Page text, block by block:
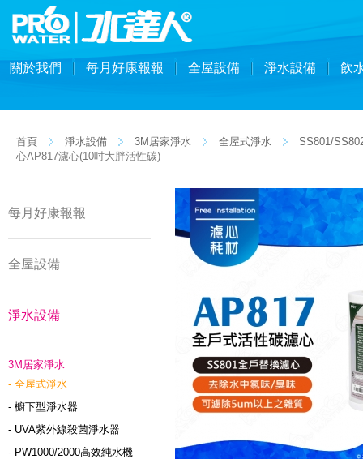
關於我們 每月好康報報 全屋設備 淨水設備 飲
首頁 淨水設備 3M居家淨水 全屋式淨水
SS801/
心AP817濾心(10吋大胖活性碳)
每月好康報報
全屋設備
淨水設備
3M居家淨水
- 全屋式淨水
- 櫥下型淨水器
- UVA紫外線殺菌淨水器
- PW1000/2000高效純水機